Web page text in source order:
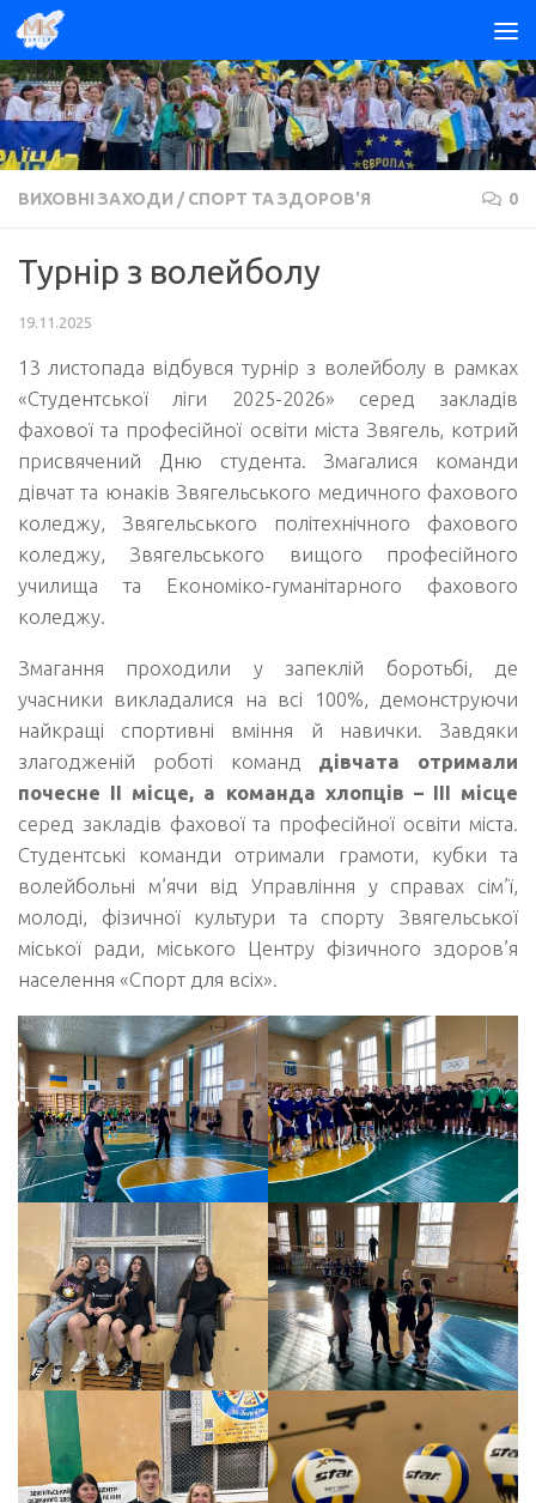
Skip to content
ВИХОВНІ ЗАХОДИ / СПОРТ ТА ЗДОРОВ'Я 0
Турнір з волейболу
19.11.2025
13 листопада відбувся турнір з волейболу в рамках
«Студентської ліги 2025-2026» серед закладів
фахової та професійної освіти міста Звягель, котрий
присвячений Дню студента. Змагалися команди
дівчат та юнаків Звягельського медичного фахового
коледжу, Звягельського політехнічного фахового
коледжу, Звягельського вищого професійного
училища та Економіко-гуманітарного фахового
коледжу.
Змагання проходили у запеклій боротьбі, де
учасники викладалися на всі 100%, демонструючи
найкращі спортивні вміння й навички. Завдяки
злагодженій роботі команд дівчата отримали
почесне ІІ місце, а команда хлопців – ІІІ місце
серед закладів фахової та професійної освіти міста.
Студентські команди отримали грамоти, кубки та
волейбольні м’ячи від Управління у справах сім’ї,
молоді, фізичної культури та спорту Звягельської
міської ради, міського Центру фізичного здоров’я
населення «Спорт для всіх».